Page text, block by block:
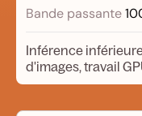
Bande passante
Inférence
d'images, travail